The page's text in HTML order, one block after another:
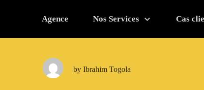
Agence Nos Services Cas
by Ibrahim Togola